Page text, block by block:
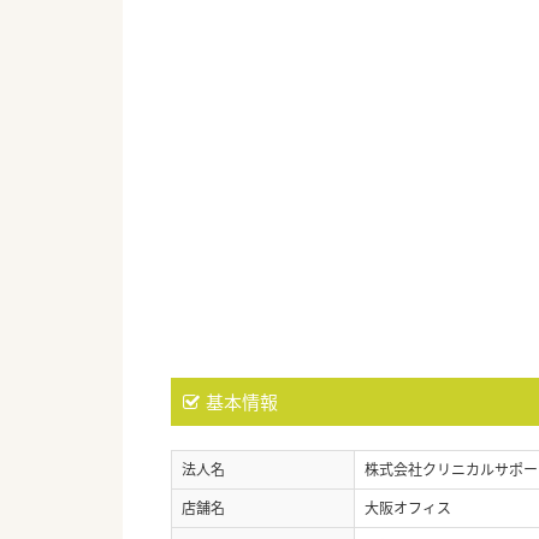
基本情報
法人名
株式会社クリニカルサポ
店舗名
大阪オフィス